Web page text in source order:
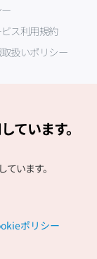
ス利用規約
扱いポリシー
ています。
います。
ポリシー